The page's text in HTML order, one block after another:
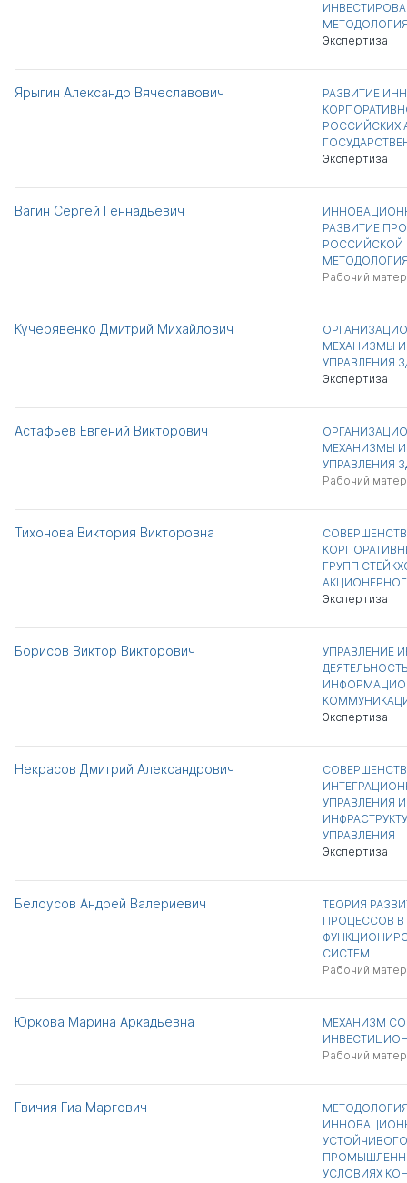
Экспертиза
Ярыгин Александр Вячеславович
РАЗВИТИЕ
РОССИЙСКИХ
Экспертиза
Вагин Сергей Геннадьевич
РАЗВИТИЕ
РОССИЙСКОЙ
Рабочий
Кучерявенко Дмитрий Михайлович
МЕХАНИЗМЫ
УПРАВЛЕНИЯ
Экспертиза
Астафьев Евгений Викторович
МЕХАНИЗМЫ
УПРАВЛЕНИЯ
Рабочий
Тихонова Виктория Викторовна
ГРУПП
Экспертиза
Борисов Виктор Викторович
УПРАВЛЕНИЕ
Экспертиза
Некрасов Дмитрий Александрович
УПРАВЛЕНИЯ
УПРАВЛЕНИЯ
Экспертиза
Белоусов Андрей Валериевич
ТЕОРИЯ
ПРОЦЕССОВ В
СИСТЕМ
Рабочий
Юркова Марина Аркадьевна
МЕХАНИЗМ
Рабочий
Гвичия Гиа Маргович
УСЛОВИЯХ